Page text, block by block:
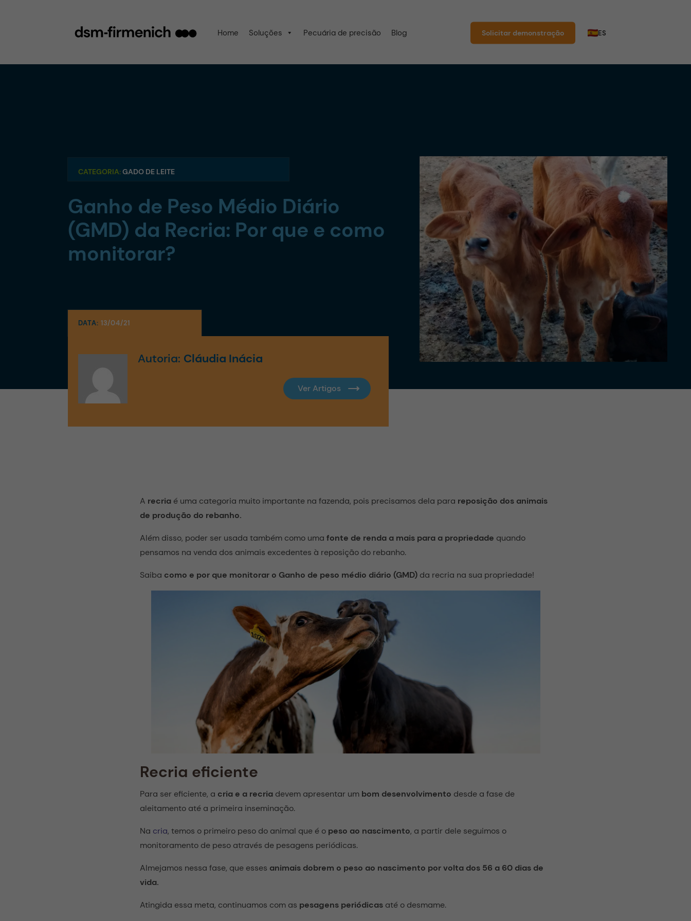
Home Soluções Pecuária de precisão Blog Solicitar demonstração ES
CATEGORIA:GADO DE LEITE
Ganho de Peso Médio Diário
(GMD) da Recria: Por que e como
monitorar?
DATA: 13/04/21
Autoria: Cláudia Inácia
A recria é uma categoria muito importante na fazenda, pois precisamos dela para reposição dos animais
de produção do rebanho.
Além disso, poder ser usada também como uma fonte de renda a mais para a propriedade quando
pensamos na venda dos animais excedentes à reposição do rebanho.
Saiba como e por que monitorar o Ganho de peso médio diário (GMD) da recria na sua propriedade!
Recria eficiente
Para ser eficiente, a cria e a recria devem apresentar um bom desenvolvimento desde a fase de
aleitamento até a primeira inseminação.
Na cria, temos o primeiro peso do animal que é o peso ao nascimento, a partir dele seguimos o
monitoramento de peso através de pesagens periódicas.
Almejamos nessa fase, que esses animais dobrem o peso ao nascimento por volta dos 56 a 60 dias de
vida.
Atingida essa meta, continuamos com as pesagens periódicas até o desmame.